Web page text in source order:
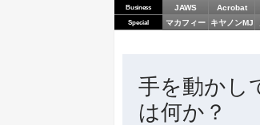
Business JAWS Acrobat
Special マカフィー キヤノンMJ
手を動かし
は何か？